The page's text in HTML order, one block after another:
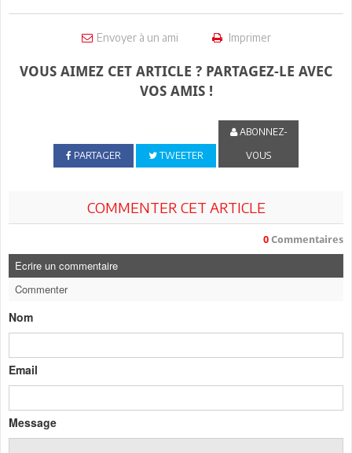
Envoyer à un ami Imprimer
VOUS AIMEZ CET ARTICLE ? PARTAGEZ-LE AVEC
VOS AMIS !
PARTAGER TWEETER
ABONNEZ-
VOUS
COMMENTER CET ARTICLE
0 Commentaires
Ecrire un commentaire
Commenter
Nom
Email
Message